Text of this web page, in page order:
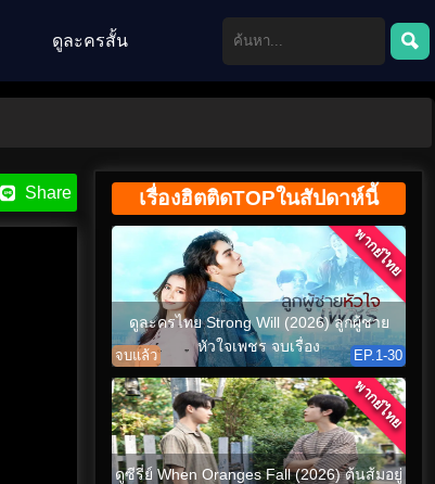
ดูละครสั้น
Share เรื่องฮิตติดTOPในสัปดาห์นี้
ดูละครไทย Strong Will (2026) ลูกผู้ชาย
หัวใจเพชร จบเรื่อง
จบแล้ว EP.1-30
พากย์ไทย
ดูซีรี่ย์ When Oranges Fall (2026) ต้นส้มอยู่
พากย์ไทย